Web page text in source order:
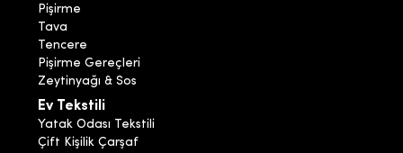
Pişirme
Tava
Tencere
Pişirme Gereçleri
Zeytinyağı & Sos
Ev Tekstili
Yatak Odası Tekstili
Çift Kişilik Çarşaf